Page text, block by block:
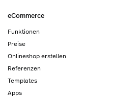
eCommerce
Funktionen
Preise
Onlineshop erstellen
Referenzen
Templates
Apps